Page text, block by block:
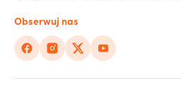
Obserwuj nas